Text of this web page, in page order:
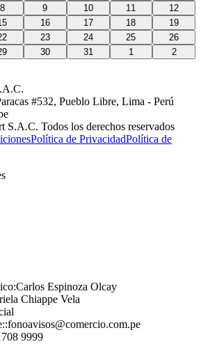
8 9 10 11
12
16 17 18
19
23 24 25
26
30 31 1 2
#532, Pueblo Libre, Lima - Perú
S.A.C. Todos los derechos reservados
Política de PrivacidadPolítica de
:Carlos Espinoza Olcay
Chiappe Vela
:fonoavisos@comercio.com.pe
9999